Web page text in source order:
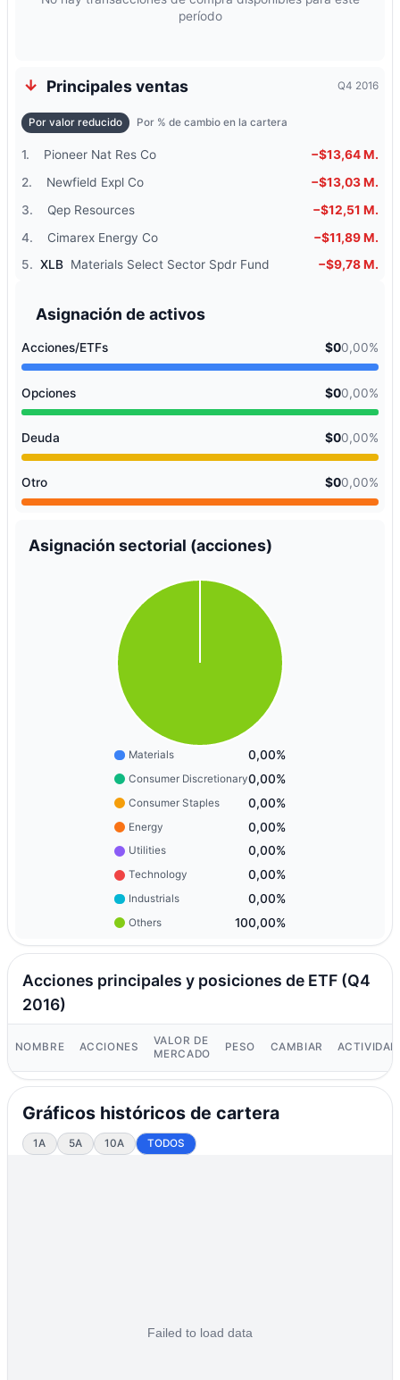
período
Principales ventas Q4 2016
Por valor reducido Por % de cambio en la cartera
1. Pioneer Nat Res Co
−$13,64 M.
2.
Newfield Expl Co
−$13,03 M.
3.
Qep Resources
−$12,51 M.
4.
Cimarex Energy Co
−$11,89 M.
5. XLB Materials Select Sector Spdr Fund −$9,78 M.
Asignación de activos
Acciones/ETFs $00,00%
Opciones $00,00%
Deuda $00,00%
Otro $00,00%
Asignación sectorial (acciones)
Materials 0,00%
Consumer Discretionary0,00%
Consumer Staples 0,00%
Energy 0,00%
Utilities 0,00%
Technology 0,00%
Industrials 0,00%
Others 100,00%
Acciones principales y posiciones de ETF (Q4
2016)
NOMBRE ACCIONES
VALOR DE
MERCADO
PESO CAMBIAR ACTIVIDAD
Gráficos históricos de cartera
1A 5A 10A TODOS